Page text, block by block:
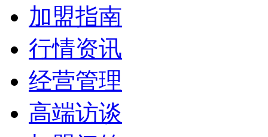
加盟指南
行情资讯
经营管理
高端访谈